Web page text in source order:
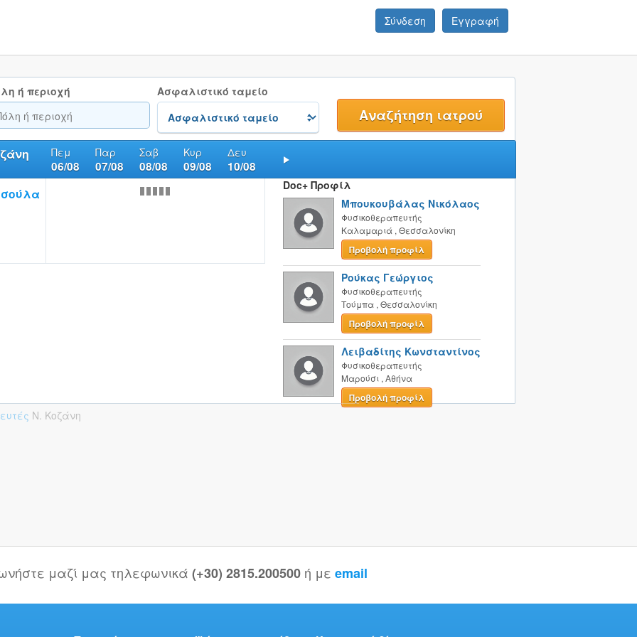
Σύνδεση Εγγραφή
ή περιοχή Ασφαλιστικό ταμείο
Πεμ
06/08
Παρ
07/08
Σαβ
08/08
Κυρ
09/08
Δευ
10/08
Doc+ Προφίλ
Μπουκουβάλας Νικόλαος
Φυσικοθεραπευτής
Καλαμαριά , Θεσσαλονίκη
Προβολή προφίλ
Ρούκας Γεώργιος
Φυσικοθεραπευτής
Τούμπα , Θεσσαλονίκη
Προβολή προφίλ
Λειβαδίτης Κωνσταντίνος
Φυσικοθεραπευτής
Μαρούσι , Αθήνα
Προβολή προφίλ
Ν. Κοζάνη
μαζί μας τηλεφωνικά (+30) 2815.200500 ή με email